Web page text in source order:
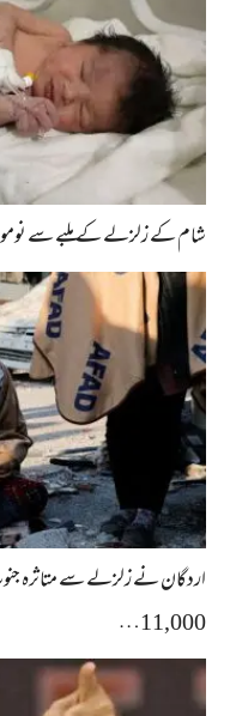
شام کے زلزلے کے ملبے سے
اردگان نے زلزلے سے متاثرہ جنوب
11,000…